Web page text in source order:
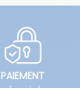
PAIEMENT